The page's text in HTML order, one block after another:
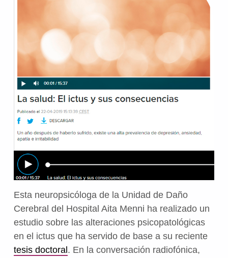
Esta neuropsicóloga de la Unidad de Daño
Cerebral del Hospital Aita Menni ha realizado un
estudio sobre las alteraciones psicopatológicas
en el ictus que ha servido de base a su reciente
tesis doctoral . En la conversación radiofónica,